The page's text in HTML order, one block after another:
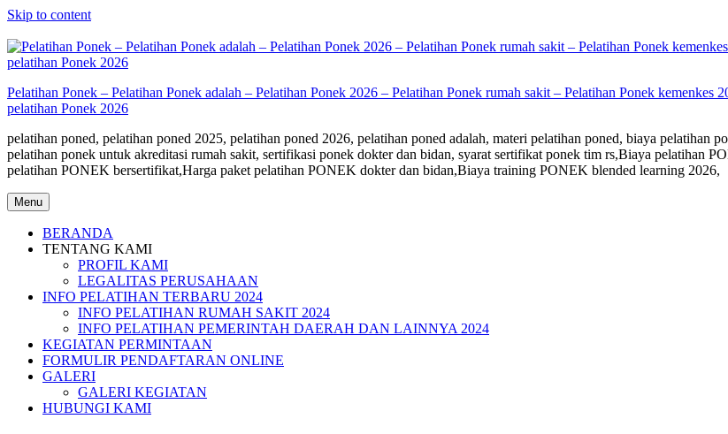
Skip to content
Pelatihan Ponek – Pelatihan Ponek adalah – Pelatihan Ponek 2026 – Pelatihan Ponek rumah sakit – Pelatihan Ponek
pelatihan Ponek 2026
pelatihan poned, pelatihan poned 2025, pelatihan poned 2026, pelatihan poned adalah, materi pelatihan poned, biaya pelatihan
pelatihan ponek untuk akreditasi rumah sakit, sertifikasi ponek dokter dan bidan, syarat sertifikat ponek tim rs,Biaya pelatihan
pelatihan PONEK bersertifikat,Harga paket pelatihan PONEK dokter dan bidan,Biaya training PONEK blended learning 2026,
Menu
BERANDA
TENTANG KAMI
PROFIL KAMI
LEGALITAS PERUSAHAAN
INFO PELATIHAN TERBARU 2024
INFO PELATIHAN RUMAH SAKIT 2024
INFO PELATIHAN PEMERINTAH DAERAH DAN LAINNYA 2024
KEGIATAN PERMINTAAN
FORMULIR PENDAFTARAN ONLINE
GALERI
GALERI KEGIATAN
HUBUNGI KAMI